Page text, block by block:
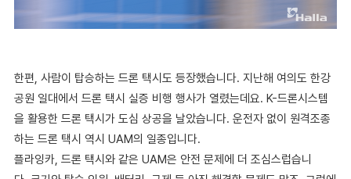
한편, 사람이 탑승하는 드론 택시도 등장했습니다. 지난해 여의도 한강
공원 일대에서 드론 택시 실증 비행 행사가 열렸는데요. K-드론시스템
을 활용한 드론 택시가 도심 상공을 날았습니다. 운전자 없이 원격조종
하는 드론 택시 역시 UAM의 일종입니다.
플라잉카, 드론 택시와 같은 UAM은 안전 문제에 더 조심스럽습니